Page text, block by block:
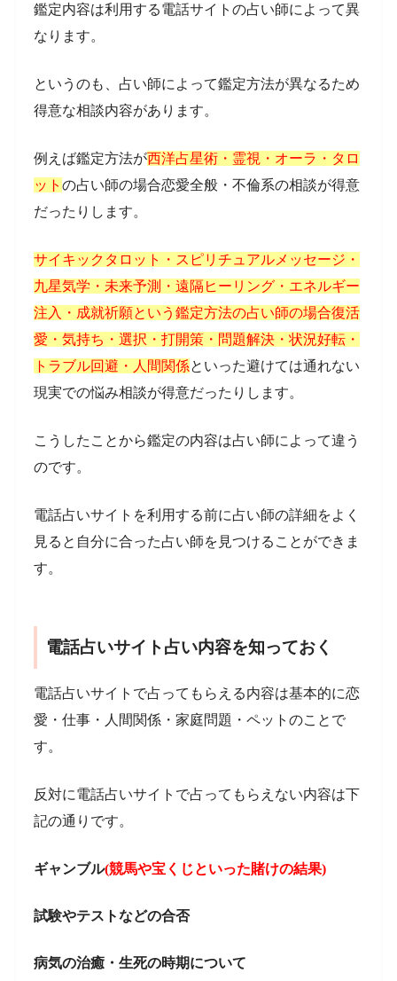
鑑定内容は利用する電話サイトの占い師によって異
なります。
というのも、占い師によって鑑定方法が異なるため
得意な相談内容があります。
例えば鑑定方法が西洋占星術・霊視・オーラ・タロ
ット の占い師の場合恋愛全般・不倫系の相談が得意
だったりします。
サイキックタロット・スピリチュアルメッセージ・
九星気学・未来予測・遠隔ヒーリング・エネルギー
注入・成就祈願という鑑定方法の占い師の場合復活
愛・気持ち・選択・打開策・問題解決・状況好転・
トラブル回避・人間関係といった避けては通れない
現実での悩み相談が得意だったりします。
こうしたことから鑑定の内容は占い師によって違う
のです。
電話占いサイトを利用する前に占い師の詳細をよく
見ると自分に合った占い師を見つけることができま
す。
電話占いサイト占い内容を知っておく
電話占いサイトで占ってもらえる内容は基本的に恋
愛・仕事・人間関係・家庭問題・ペットのことで
す。
反対に電話占いサイトで占ってもらえない内容は下
記の通りです。
ギャンブル(競馬や宝くじといった賭けの結果)
試験やテストなどの合否
病気の治癒・生死の時期について